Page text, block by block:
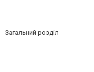
Загальний розділ